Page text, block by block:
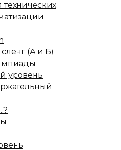
(А и Б)
уровень